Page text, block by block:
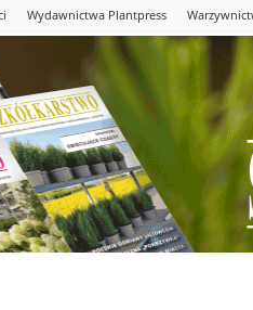
Wydawnictwa Plantpress